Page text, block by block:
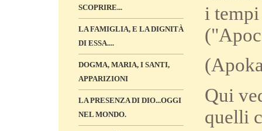
SCOPRIRE...
LA FAMIGLIA, E LA DIGNITÀ
DI ESSA....
DOGMA, MARIA, I SANTI,
APPARIZIONI
LA PRESENZA DI DIO...OGGI
NEL MONDO.
i
Qui
quelli